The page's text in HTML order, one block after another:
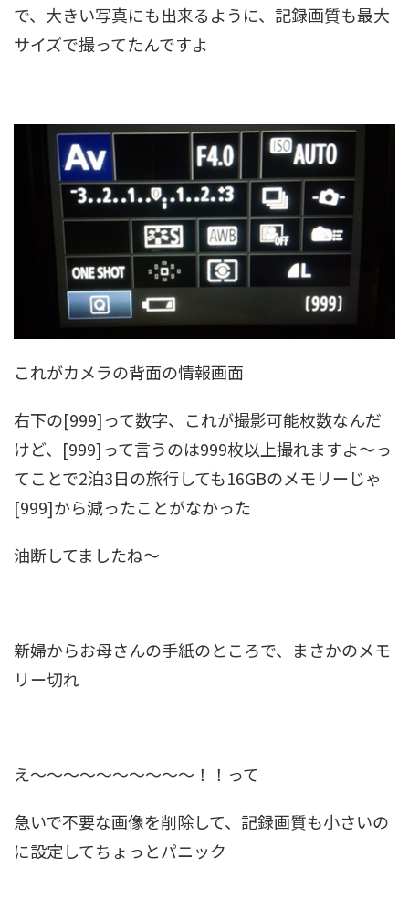
で、大きい写真にも出来るように、記録画質も最大
サイズで撮ってたんですよ
これがカメラの背面の情報画面
右下の[999]って数字、これが撮影可能枚数なんだ
けど、[999]って言うのは999枚以上撮れますよ～っ
てことで2泊3日の旅行しても16GBのメモリーじゃ
[999]から減ったことがなかった
油断してましたね～
新婦からお母さんの手紙のところで、まさかのメモ
リー切れ
え～～～～～～～～～～！！って
急いで不要な画像を削除して、記録画質も小さいの
に設定してちょっとパニック